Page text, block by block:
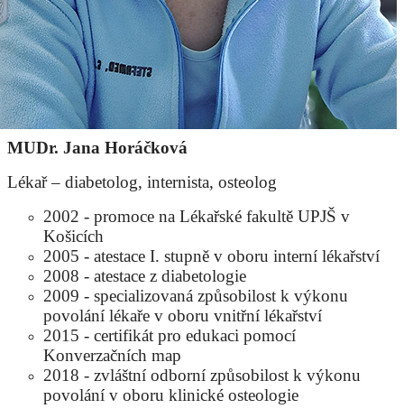
MUDr. Jana Horáčková
Lékař – diabetolog, internista, osteolog
2002 - promoce na Lékařské fakultě UPJŠ v
Košicích
2005 - atestace I. stupně v oboru interní lékařství
2008 - atestace z diabetologie
2009 - specializovaná způsobilost k výkonu
povolání lékaře v oboru vnitřní lékařství
2015 - certifikát pro edukaci pomocí
Konverzačních map
2018 - zvláštní odborní způsobilost k výkonu
povolání v oboru klinické osteologie